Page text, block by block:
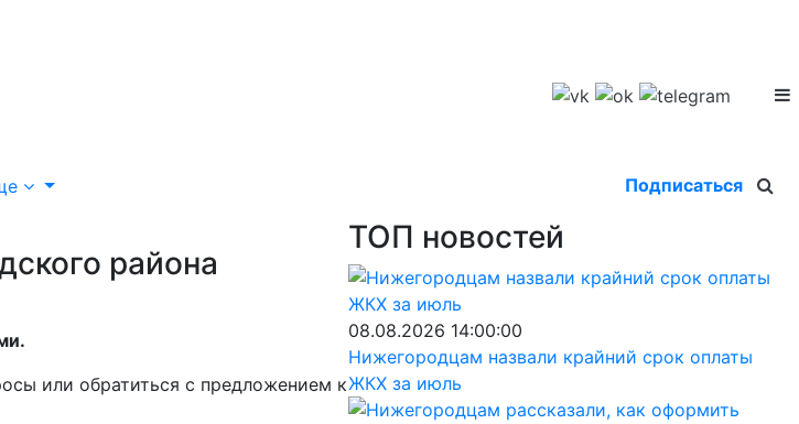
Подписаться
района
или обратиться с предложением к
ТОП новостей
08.08.2026 14:00:00
Нижегородцам назвали крайний срок оплаты
ЖКХ за июль